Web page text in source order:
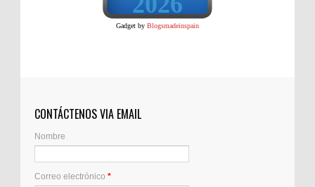
Gadget by Blogsmadeinspain
CONTÁCTENOS VIA EMAIL
Nombre
Correo electrónico *